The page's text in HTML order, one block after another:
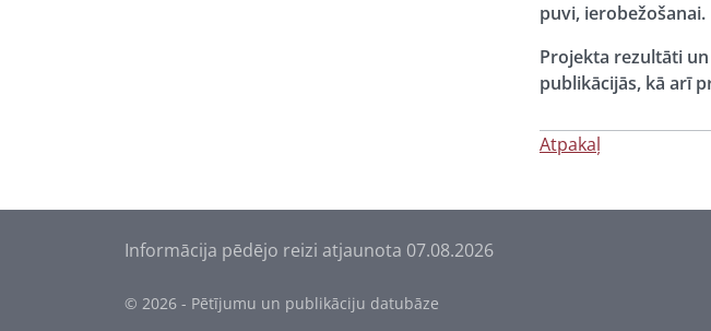
puvi, ierobežošanai.
Projekta rezultāti
publikācijās, kā arī
Atpakaļ
Informācija pēdējo reizi atjaunota 07.08.2026
© 2026 - Pētījumu un publikāciju datubāze